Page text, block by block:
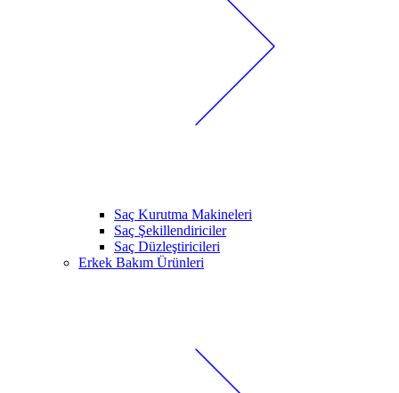
Saç Kurutma Makineleri
Saç Şekillendiriciler
Saç Düzleştiricileri
Erkek Bakım Ürünleri